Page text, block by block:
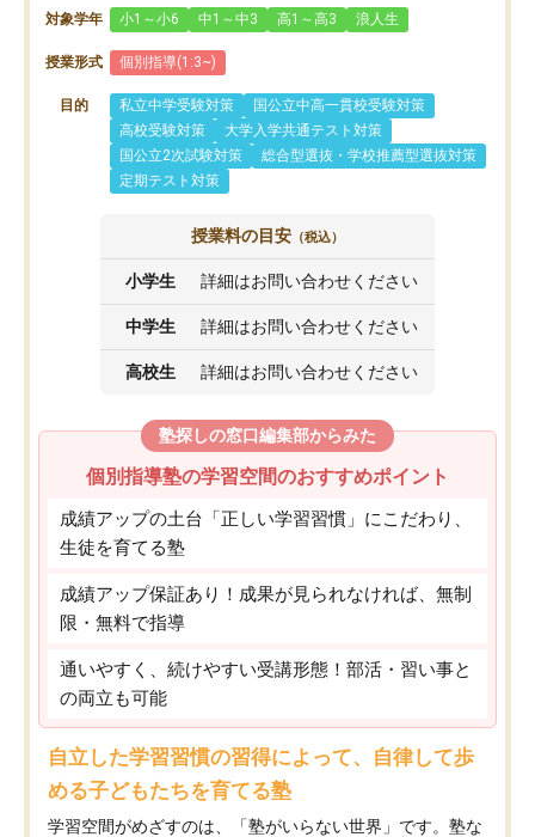
対象学年 小1～小6 中1～中3 高1～高3 浪人生
授業形式 個別指導(1:3~)
目的 私立中学受験対策
国公立中高一貫校受験対策
高校受験対策
大学入学共通テスト対策
国公立2次試験対策
総合型選抜・学校推薦型選抜対策
定期テスト対策
授業料の目安 （税込）
小学生 詳細はお問い合わせください
中学生 詳細はお問い合わせください
高校生 詳細はお問い合わせください
塾探しの窓口編集部からみた
個別指導塾の学習空間のおすすめポイント
成績アップの土台「正しい学習習慣」にこだわり、
生徒を育てる塾
成績アップ保証あり！成果が見られなければ、無制
限・無料で指導
通いやすく、続けやすい受講形態！部活・習い事と
の両立も可能
自立した学習習慣の習得によって、自律して歩
める子どもたちを育てる塾
学習空間がめざすのは、「塾がいらない世界」です。塾な